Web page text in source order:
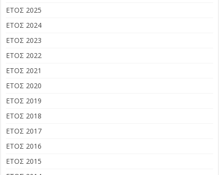
ΕΤΟΣ 2025
ΕΤΟΣ 2024
ΕΤΟΣ 2023
ΕΤΟΣ 2022
ΕΤΟΣ 2021
ΕΤΟΣ 2020
ΕΤΟΣ 2019
ΕΤΟΣ 2018
ΕΤΟΣ 2017
ΕΤΟΣ 2016
ΕΤΟΣ 2015